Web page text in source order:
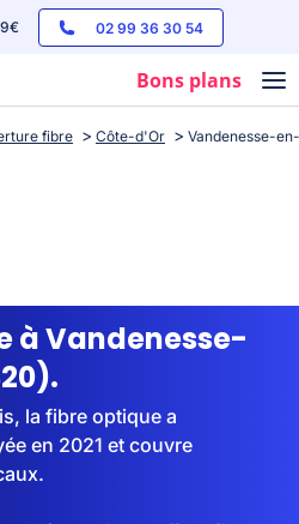
02 99 36 30 54
Bons plans
fibre Côte-d'Or Vandenesse-
à Vandenesse-
la fibre optique a
en 2021 et couvre